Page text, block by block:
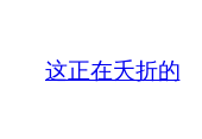
这正在夭折的